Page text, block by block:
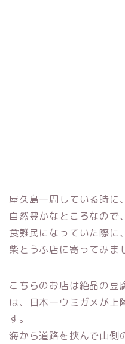
屋久島一周している時に
自然豊かなところなので
食難民になっていた際に
柴とうふ店に寄ってみま
こちらのお店は絶品の豆
は、日本一ウミガメが上
す。
海から道路を挟んで山側